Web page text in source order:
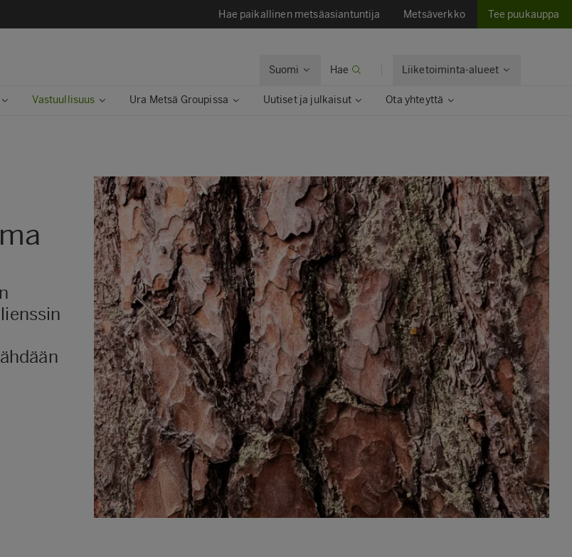
Hae paikallinen metsäasiantuntija Metsäverkko Tee puukauppa
Suomi Hae Liiketoiminta-alueet
Vastuullisuus Ura Metsä Groupissa Uutiset ja julkaisut Ota yhteyttä